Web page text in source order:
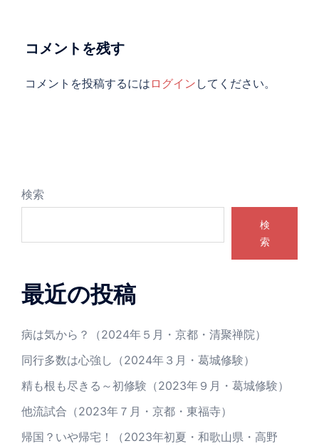
ョコメントを残す
コメントを投稿するには ログイン してください。
検索
検
索
最近の投稿
病は気から？（2024年５月・京都・清聚禅院）
同行多数は心強し（2024年３月・葛城修験）
精も根も尽きる～初修験（2023年９月・葛城修験）
他流試合（2023年７月・京都・東福寺）
帰国？いや帰宅！（2023年初夏・和歌山県・高野